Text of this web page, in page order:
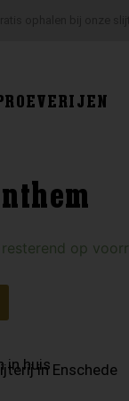
op
in huisin Enschede